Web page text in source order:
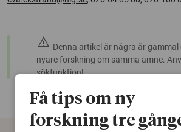
warning Denna artikel är några år
nyare forskning om samma ämne.
sökfunktion!
Få tips om ny
forskning tre